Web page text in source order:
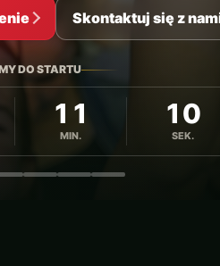
Skontaktuj się z
DO STARTU
11
MIN.
08
SEK.
2Zdjęcie 3Zdjęcie 4Zdjęcie 5Zdjęcie 6